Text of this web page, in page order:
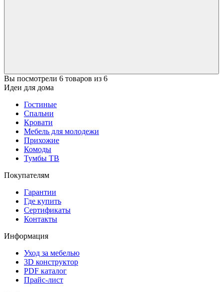
Вы посмотрели 6 товаров из 6
Идеи для дома
Гостиные
Спальни
Кровати
Мебель для молодежи
Прихожие
Комоды
Тумбы ТВ
Покупателям
Гарантии
Где купить
Сертификаты
Контакты
Информация
Уход за мебелью
3D конструктор
PDF каталог
Прайс-лист